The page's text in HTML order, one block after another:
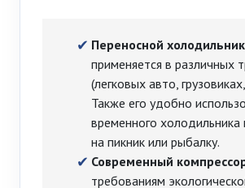
Переносной холодильник
применяется в различных
(легковых авто,
Также его удобно
временного
на пикник или рыбалку.
Современный
требованиям